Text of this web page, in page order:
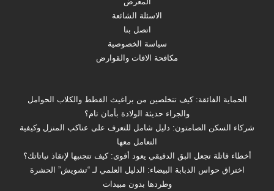
الاسئلة الشائعة
اتصل بنا
سياسة الخصوصية
مكافحة الافات والقوارض
الحماية الفائقة: كيف تتخلصين من براغيث القطط والكلاب الحوامل
والجراء حديثة الولادة بأمان تام؟
شركاء السكن الصامتون: دليل شامل للتعرف على عناكب المنزل وكيفية
التعامل معها
أخطاء قاتلة تجعل البق الدقيقي يعود أقوى: كيف تتجنبها لإنقاذ نباتاتك؟
اختراق حواس الذبابة البيضاء: الدليل العلمي لـ “تشويش” الحشرة
وطردها بدون مبيدات